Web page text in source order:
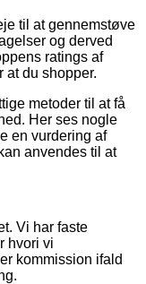
til at gennemstøve
og derved
ratings af
at du shopper.
metoder til at få
Her ses nogle
en vurdering af
anvendes til at
Vi har faste
hvori vi
kommission ifald